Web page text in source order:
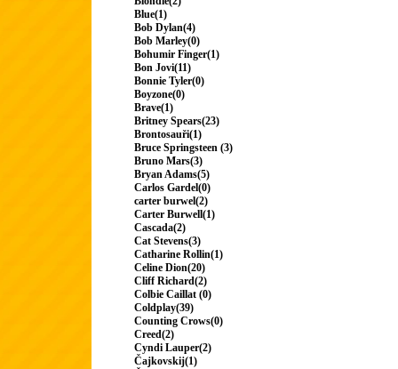
Blue(1)
Bob Dylan(4)
Bob Marley(0)
Bohumir Finger(1)
Bon Jovi(11)
Bonnie Tyler(0)
Boyzone(0)
Brave(1)
Britney Spears(23)
Brontosauři(1)
Bruce Springsteen (3)
Bruno Mars(3)
Bryan Adams(5)
Carlos Gardel(0)
carter burwel(2)
Carter Burwell(1)
Cascada(2)
Cat Stevens(3)
Catharine Rollin(1)
Celine Dion(20)
Cliff Richard(2)
Colbie Caillat (0)
Coldplay(39)
Counting Crows(0)
Creed(2)
Cyndi Lauper(2)
Čajkovskij(1)